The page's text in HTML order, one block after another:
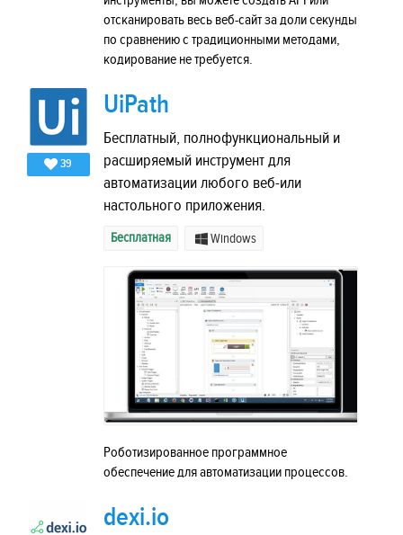
отсканировать весь веб-сайт за доли секунды
по сравнению с традиционными методами,
кодирование не требуется.
39
UiPath
Бесплатный, полнофункциональный и
расширяемый инструмент для
автоматизации любого веб-или
настольного приложения.
Бесплатная Windows
Роботизированное программное
обеспечение для автоматизации процессов.
dexi.io